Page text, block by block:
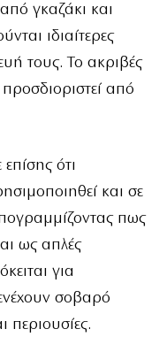
γκαζάκι και
ιδιαίτερες
τους. Το ακριβές
από
ότι
και σε
πως
ως απλές
για
σοβαρό
περιουσίες.